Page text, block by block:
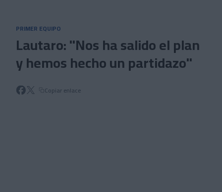
PRIMER EQUIPO
Lautaro: "Nos ha salido el plan
y hemos hecho un partidazo"
Copiar enlace